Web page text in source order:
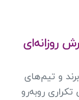
روزانه‌ای
و تیم‌های
روبه‌رو